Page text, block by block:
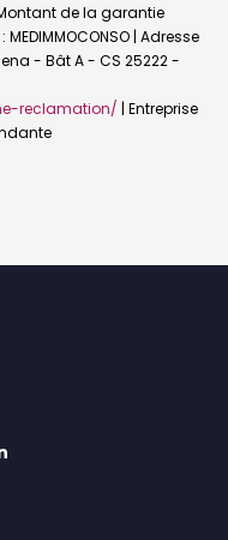
| Montant de la garantie
| Adresse
- Bât A - CS 25222 -
reclamation/ | Entreprise